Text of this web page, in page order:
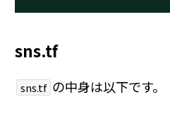
sns.tf
sns.tf の中身は以下です。